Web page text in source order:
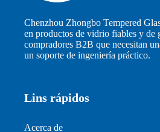
Chenzhou Zhongbo Tempered
en productos de vidrio fiables y de
compradores B2B que necesitan
un soporte de ingeniería práctico.
Lins rápidos
Acerca de